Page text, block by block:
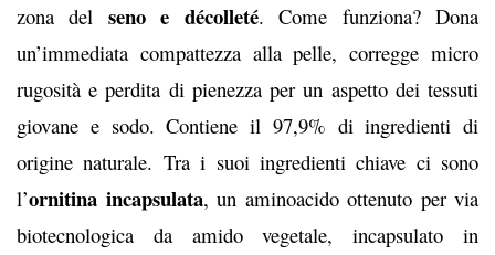
zona del seno e décolleté. Come funziona? Dona
un’immediata compattezza alla pelle, corregge micro
rugosità e perdita di pienezza per un aspetto dei tessuti
giovane e sodo. Contiene il 97,9% di ingredienti di
origine naturale. Tra i suoi ingredienti chiave ci sono
l’ornitina incapsulata, un aminoacido ottenuto per via
biotecnologica da amido vegetale, incapsulato in